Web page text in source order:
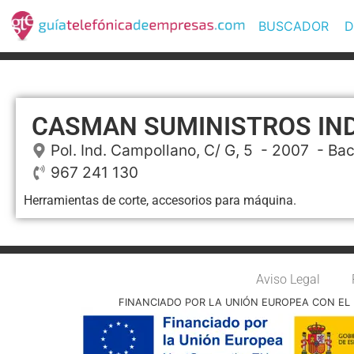
BUSCADOR
CASMAN SUMINISTROS
Pol. Ind. Campollano, C/ G, 5 - 2007 -
967 241 130
Herramientas de corte, accesorios para máquina.
Aviso Legal
FINANCIADO POR LA UNIÓN EUROPEA CON